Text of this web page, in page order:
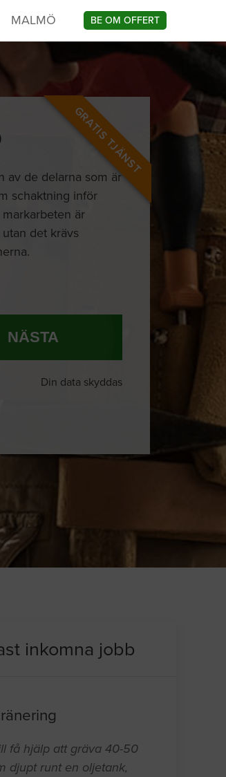
MALMÖ BE OM OFFERT
GRATIS TJÄNST
av de delarna som är
schaktning inför
är
det krävs
NÄSTA
Din data skyddas
nu
inkomna jobb
få hjälp att gräva 40-50
djupt runt en oljetank,